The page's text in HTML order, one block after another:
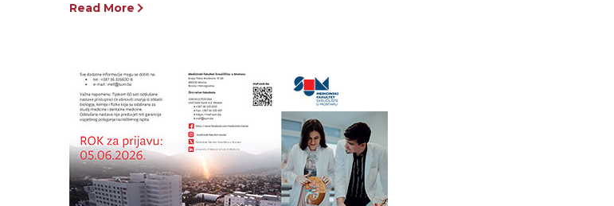
Read More